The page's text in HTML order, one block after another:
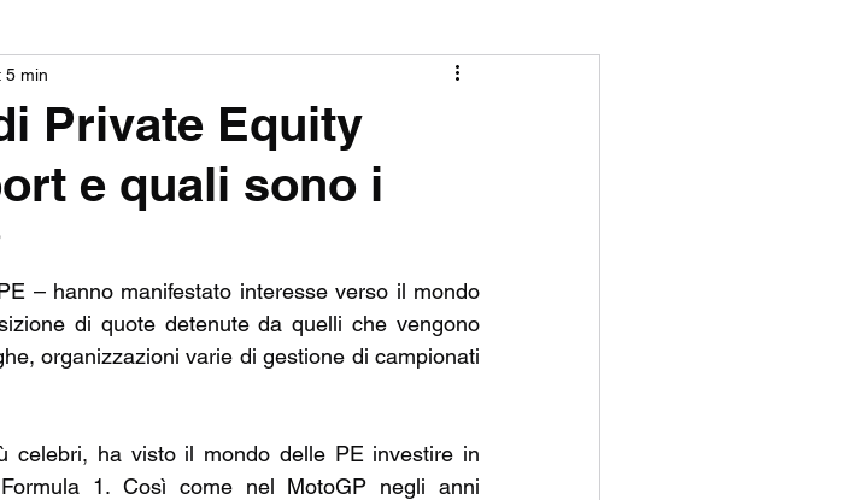
SIX NATIONS RUGBY
SEVENS CHAMPIONS CUP
Private Equity
e quali sono i
5 min
– hanno manifestato interesse verso il mondo
di quote detenute da quelli che vengono
organizzazioni varie di gestione di campionati
celebri, ha visto il mondo delle PE investire in
1. Così come nel MotoGP negli anni